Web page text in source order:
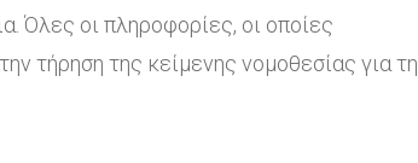
Όλες οι πληροφορίες, οι οποίες
τήρηση της κείμενης νομοθεσίας για τη